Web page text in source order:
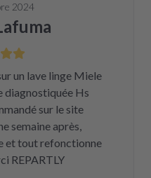
2024
un lave linge Miele
diagnostiquée Hs
sur le site
semaine après,
et tout refonctionne
REPARTLY